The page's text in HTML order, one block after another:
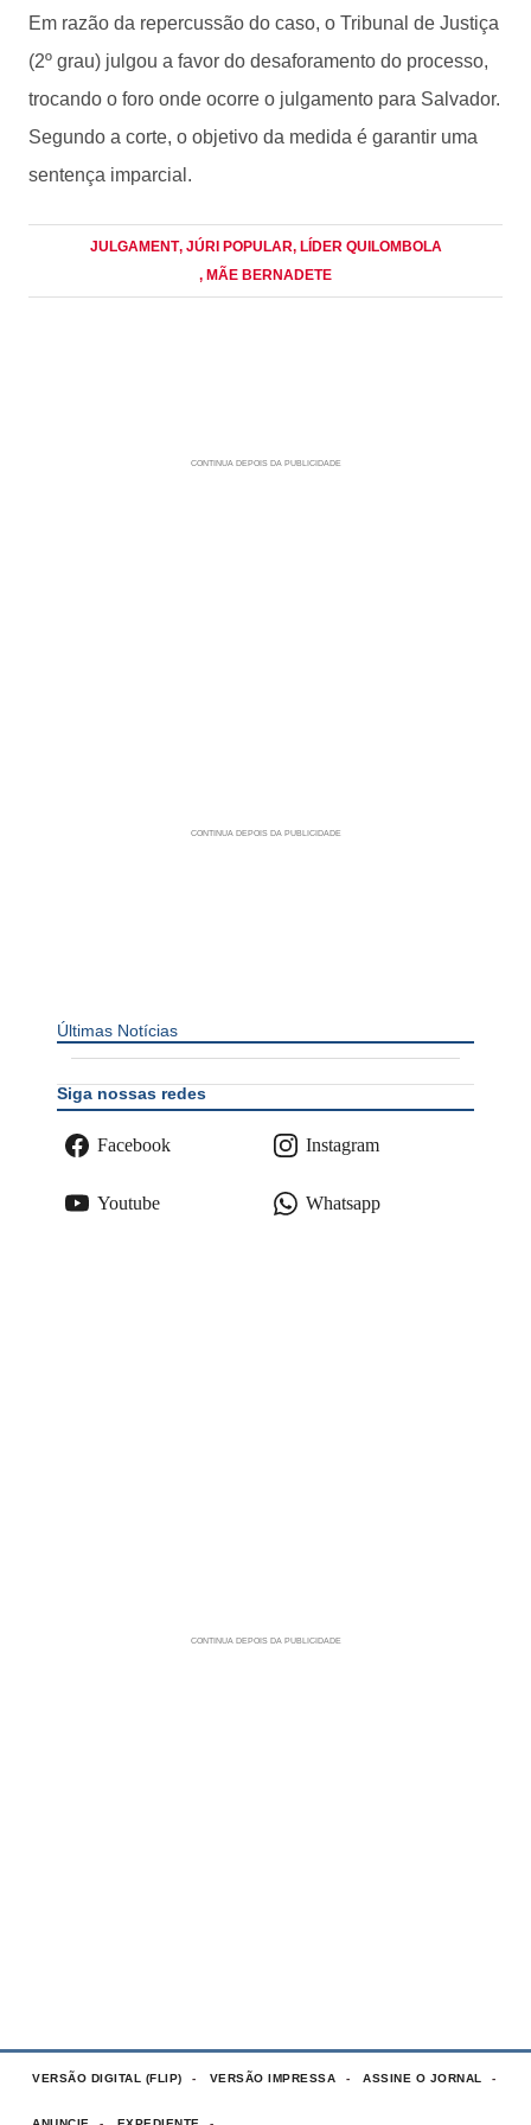
Em razão da repercussão do caso, o Tribunal de Justiça
(2º grau) julgou a favor do desaforamento do processo,
trocando o foro onde ocorre o julgamento para Salvador.
Segundo a corte, o objetivo da medida é garantir uma
sentença imparcial.
JULGAMENT, JÚRI POPULAR, LÍDER QUILOMBOLA
, MÃE BERNADETE
Últimas Notícias
Siga nossas redes
Facebook Instagram
Youtube Whatsapp
VERSÃO DIGITAL (FLIP) VERSÃO IMPRESSA ASSINE O JORNAL